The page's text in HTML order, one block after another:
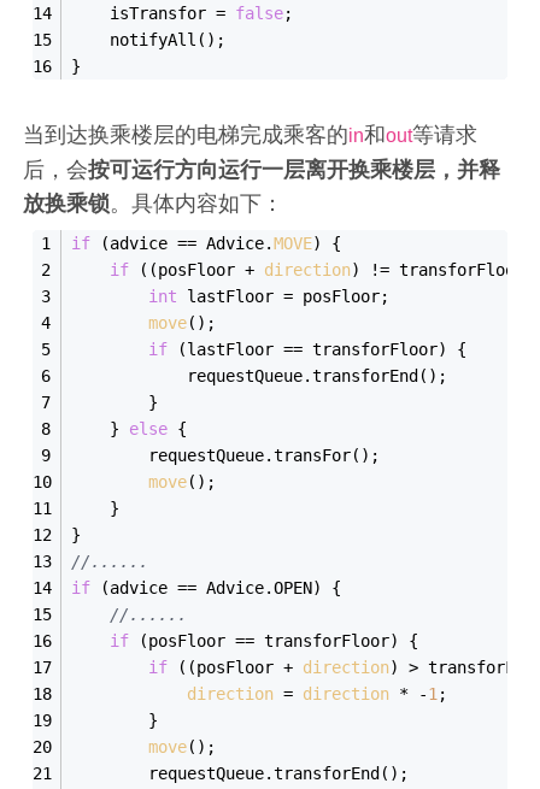
    isTransfor =
false;
    notifyAll();
}
当到达换乘楼层的电梯完成乘客的in和out等请求
后，会按可运行方向运行一层离开换乘楼层，并释
放换乘锁。具体内容如下：
if (advice == Advice.MOVE) {
if ((posFloor + direction) !=
int lastFloor = posFloor;
move();
if (lastFloor == transforFloor) {
            requestQueue.transforEnd();
        }
    }
else {
        requestQueue.transFor();
move();
    }
}
//......
if (advice == Advice.OPEN) {
//......
if (posFloor == transforFloor) {
if ((posFloor + direction) >
direction = direction * -1;
        }
move();
        requestQueue.transforEnd();